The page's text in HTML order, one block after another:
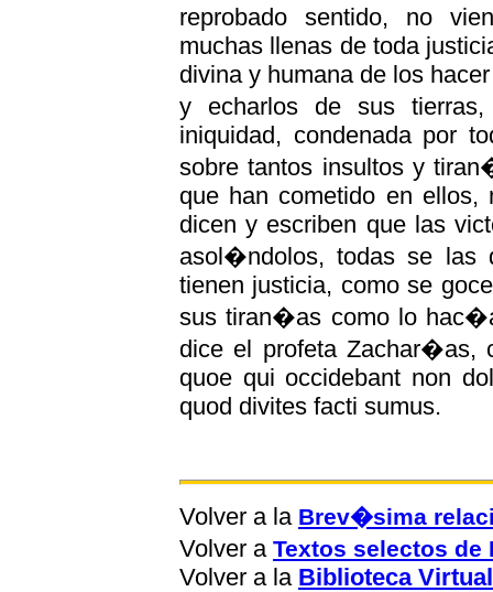
reprobado sentido, no
muchas llenas de toda
divina y humana de los
y echarlos de sus
iniquidad, condenada por
sobre tantos insultos y
que han cometido en ellos,
dicen y escriben que las
asol�ndolos, todas se las
tienen justicia, como se
sus tiran�as como lo
dice el profeta Zachar�as,
quoe qui occidebant non
quod divites facti sumus.
Volver a la Brev�sima
Volver a Textos selectos
Volver a la Biblioteca Virtual